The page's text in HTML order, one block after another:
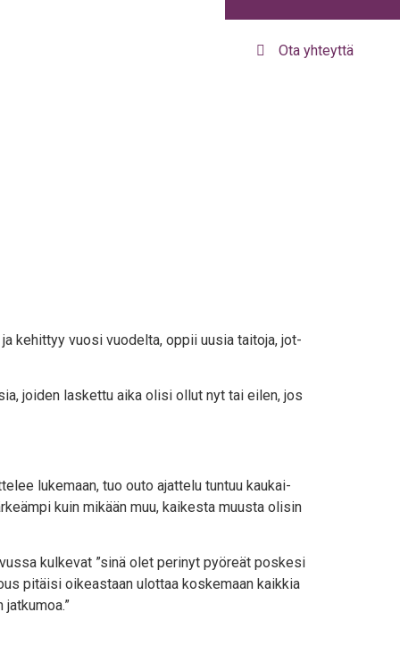
kehit­tyy vuo­si vuo­del­ta, oppii uusia tai­to­ja, jot­
joi­den las­ket­tu aika oli­si ollut nyt tai eilen, jos
luke­maan, tuo outo ajat­te­lu tun­tuu kau­kai­
kuin mikään muu, kai­kes­ta muus­ta oli­sin
kul­ke­vat ”sinä olet peri­nyt pyö­reät pos­ke­si
pitäi­si oikeas­taan ulot­taa kos­ke­maan kaik­kia
Ota yhteyttä